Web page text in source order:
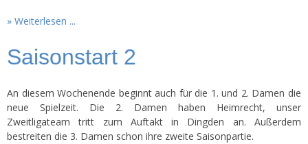
Weiterlesen ...
Saisonstart 2
An diesem Wochenende beginnt auch für die 1. und 2. Damen die
neue Spielzeit. Die 2. Damen haben Heimrecht, unser
Zweitligateam tritt zum Auftakt in Dingden an. Außerdem
bestreiten die 3. Damen schon ihre zweite Saisonpartie.